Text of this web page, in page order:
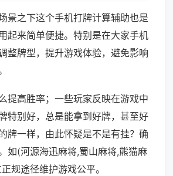
景之下这个手机打牌计算辅助也是
起来简单便捷。特别是在大家手机
整牌型，提升游戏体验，避免影响
提高胜率；一些玩家反映在游戏中
特别好，总是能拿到好牌，甚至好
牌一样，由此怀疑是不是有挂？确
如(河源海迅麻将,蜀山麻将,熊猫麻
规途径维护游戏公平。